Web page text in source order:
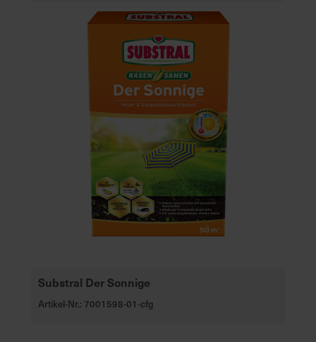
Substral Der Sonnige
Artikel-Nr.: 7001598-01-cfg